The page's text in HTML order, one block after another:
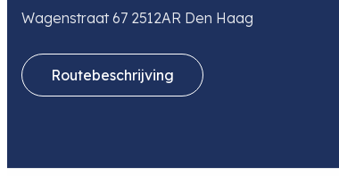
Wagenstraat 67 2512AR Den Haag
Routebeschrijving